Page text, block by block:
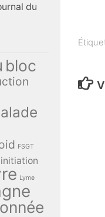
du
bloc
FSGT
initiation
Lyme